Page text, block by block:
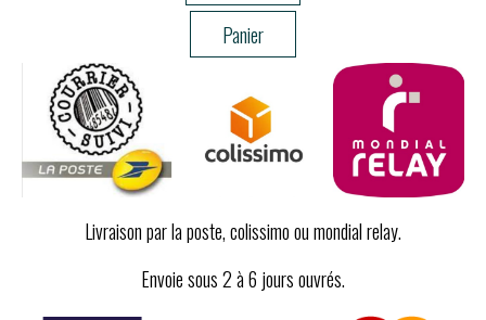
Panier
Livraison par la poste, colissimo ou mondial relay.
Envoie sous 2 à 6 jours ouvrés.